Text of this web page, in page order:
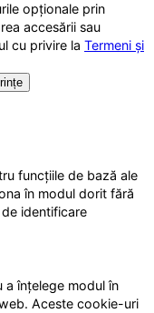
opționale prin
accesării sau
cu privire la Termeni și
funcțiile de bază ale
în modul dorit fără
identificare
a înțelege modul în
Aceste cookie-uri